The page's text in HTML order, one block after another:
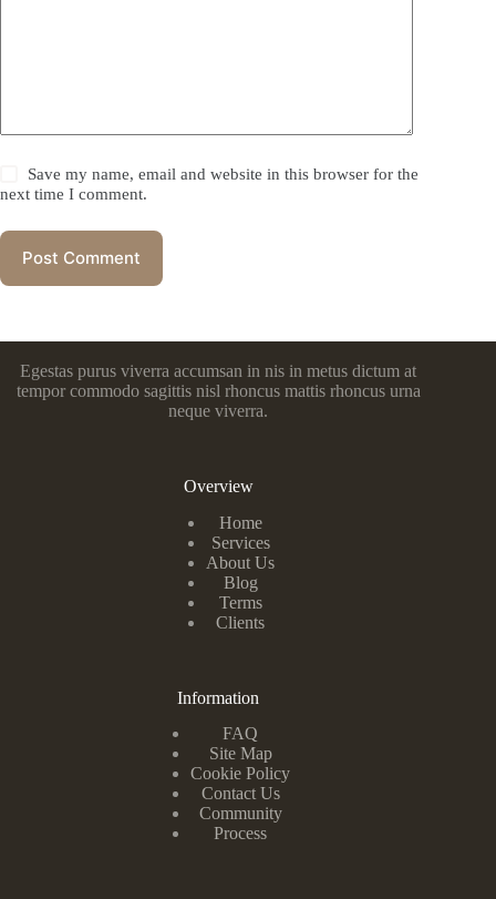
Save my name, email and website in this browser for the
next time I comment.
Post Comment
Egestas purus viverra accumsan in nis in metus dictum at
tempor commodo sagittis nisl rhoncus mattis rhoncus urna
neque viverra.
Overview
Home
Services
About Us
Blog
Terms
Clients
Information
FAQ
Site Map
Cookie Policy
Contact Us
Community
Process